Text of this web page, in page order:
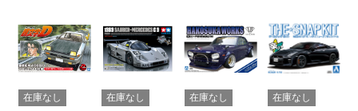
在庫なし 在庫なし 在庫なし 在庫なし